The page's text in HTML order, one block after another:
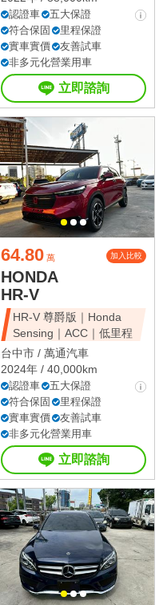
認證車
五大保證
符合保固
里程保證
實車實價
友善試車
非多元化營業用車
立即諮詢
64.80 萬 加入比較
HONDA
HR-V
HR-V 尊爵版｜Honda
Sensing｜ACC｜低里程
台中市 / 萬通汽車
2024年 / 40,000km
認證車
五大保證
符合保固
里程保證
實車實價
友善試車
非多元化營業用車
立即諮詢